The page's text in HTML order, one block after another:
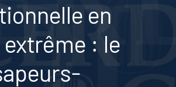
en
: le